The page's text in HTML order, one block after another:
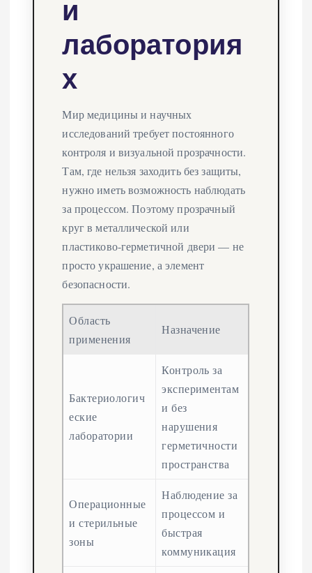
и
лаборатория
х
Мир медицины и научных
исследований требует постоянного
контроля и визуальной прозрачности.
Там, где нельзя заходить без защиты,
нужно иметь возможность наблюдать
за процессом. Поэтому прозрачный
круг в металлической или
пластиково-герметичной двери — не
просто украшение, а элемент
безопасности.
Область
применения
Назначение
Бактериологич
еские
лаборатории
Контроль за
экспериментам
и без
нарушения
герметичности
пространства
Операционные
и стерильные
зоны
Наблюдение за
процессом и
быстрая
коммуникация